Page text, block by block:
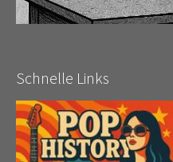
Schnelle Links